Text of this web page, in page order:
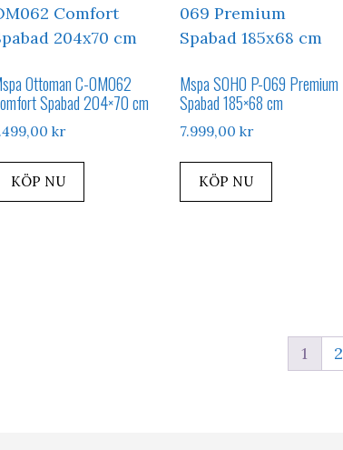
Ottoman C-OM062
Spabad 204×70 cm
kr
KÖP NU
Mspa SOHO P-069 Premium
Spabad 185×68 cm
7.999,00 kr
KÖP NU
1 2